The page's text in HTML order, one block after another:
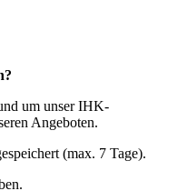
um unser IHK-
Angeboten.
(max. 7 Tage).